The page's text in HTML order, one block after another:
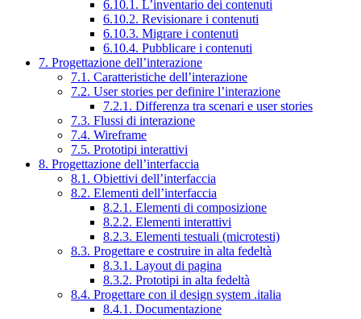
6.10.1. L’inventario dei contenuti
6.10.2. Revisionare i contenuti
6.10.3. Migrare i contenuti
6.10.4. Pubblicare i contenuti
7. Progettazione dell’interazione
7.1. Caratteristiche dell’interazione
7.2. User stories per definire l’interazione
7.2.1. Differenza tra scenari e user stories
7.3. Flussi di interazione
7.4. Wireframe
7.5. Prototipi interattivi
8. Progettazione dell’interfaccia
8.1. Obiettivi dell’interfaccia
8.2. Elementi dell’interfaccia
8.2.1. Elementi di composizione
8.2.2. Elementi interattivi
8.2.3. Elementi testuali (microtesti)
8.3. Progettare e costruire in alta fedeltà
8.3.1. Layout di pagina
8.3.2. Prototipi in alta fedeltà
8.4. Progettare con il design system .italia
8.4.1. Documentazione